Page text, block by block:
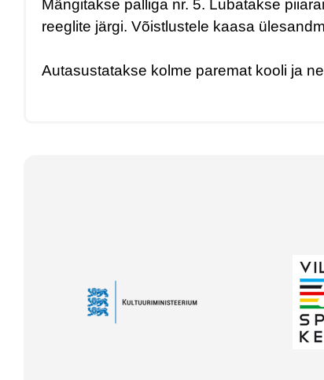
Mängitakse palliga nr. 5. Lubatakse
reeglite järgi. Võistlustele kaasa
Autasustatakse kolme paremat kooli ja